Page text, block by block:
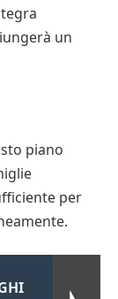
un
piano
per